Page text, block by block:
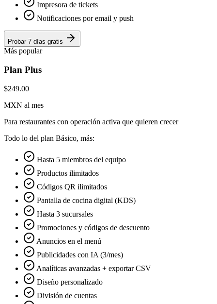
Impresora de tickets
Notificaciones por email y push
Probar 7 días gratis
Más popular
Plan Plus
$249.00
MXN al mes
Para restaurantes con operación activa que quieren crecer
Todo lo del plan Básico, más:
Hasta 5 miembros del equipo
Productos ilimitados
Códigos QR ilimitados
Pantalla de cocina digital (KDS)
Hasta 3 sucursales
Promociones y códigos de descuento
Anuncios en el menú
Publicidades con IA (3/mes)
Analíticas avanzadas + exportar CSV
Diseño personalizado
División de cuentas